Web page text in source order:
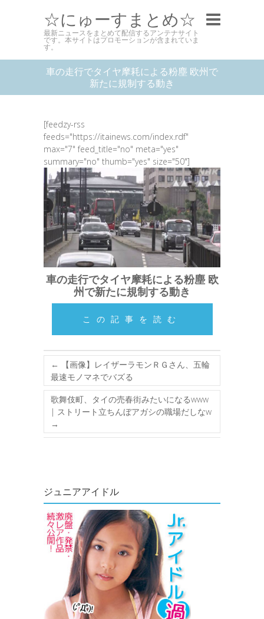
☆にゅーすまとめ☆
最新ニュースをまとめて配信するアンテナサイト
です。本サイトはプロモーションが含まれていま
す。
車の走行でタイヤ摩耗による粉塵 欧州で
新たに規制する動き
[feedzy-rss
feeds="https://itainews.com/index.rdf"
max="7" feed_title="no" meta="yes"
summary="no" thumb="yes" size="50"]
車の走行でタイヤ摩耗による粉塵 欧
州で新たに規制する動き
この記事を読む
←
【画像】レイザーラモンＲＧさん、五輪
最速モノマネでバズる
歌舞伎町、タイの売春街みたいになるwww
| ストリート立ちんぼアガシの職場だしなw
→
ジュニアアイドル